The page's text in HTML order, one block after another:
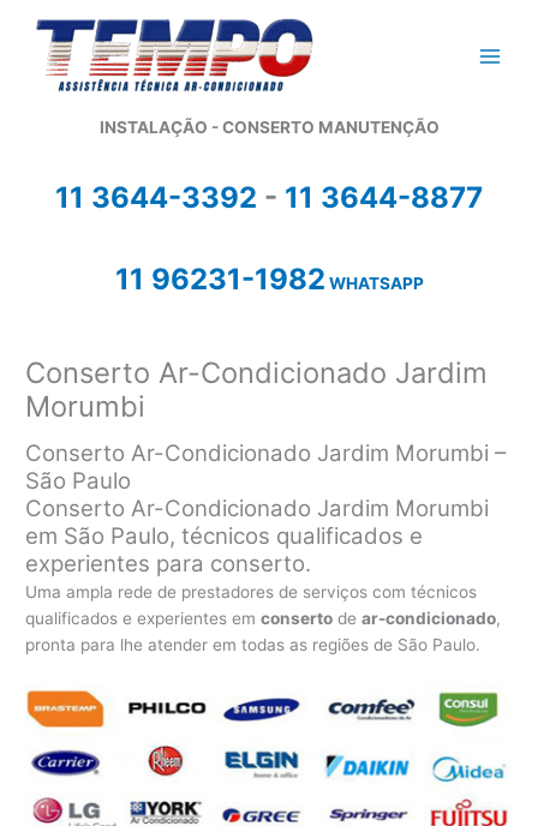
conteúdo
INSTALAÇÃO - CONSERTO MANUTENÇÃO
11 3644-3392 - 11 3644-8877
11 96231-1982 WHATSAPP
Conserto Ar-Condicionado Jardim
Morumbi
Conserto Ar-Condicionado Jardim Morumbi –
São Paulo
Conserto Ar-Condicionado Jardim Morumbi
em São Paulo, técnicos qualificados e
experientes para conserto.
Uma ampla rede de prestadores de serviços com técnicos
qualificados e experientes emconserto dear-condicionado,
pronta para lhe atender em todas as regiões de São Paulo.